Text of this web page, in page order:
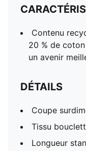
Contenu
20 % de coton
un avenir
DÉTAILS
Coupe
Tissu
Longueur